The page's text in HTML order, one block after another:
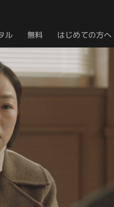
ル 無料 はじめての方へ